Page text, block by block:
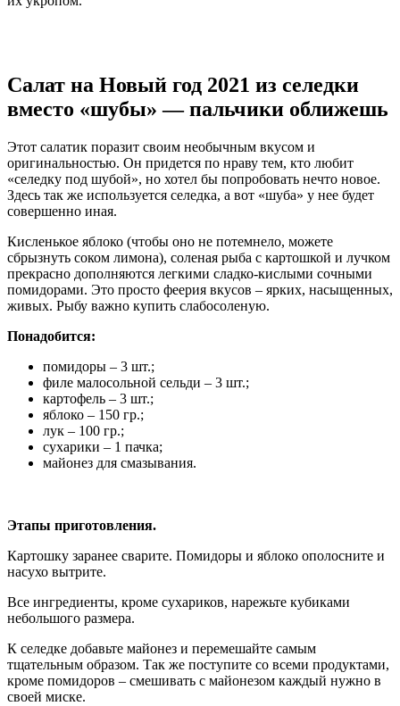
Салат на Новый год 2021 из селедки
вместо «шубы» — пальчики оближешь
Этот салатик поразит своим необычным вкусом и
оригинальностью. Он придется по нраву тем, кто любит
«селедку под шубой», но хотел бы попробовать нечто новое.
Здесь так же используется селедка, а вот «шуба» у нее будет
совершенно иная.
Кисленькое яблоко (чтобы оно не потемнело, можете
сбрызнуть соком лимона), соленая рыба с картошкой и лучком
прекрасно дополняются легкими сладко-кислыми сочными
помидорами. Это просто феерия вкусов – ярких, насыщенных,
живых. Рыбу важно купить слабосоленую.
Понадобится:
помидоры – 3 шт.;
филе малосольной сельди – 3 шт.;
картофель – 3 шт.;
яблоко – 150 гр.;
лук – 100 гр.;
сухарики – 1 пачка;
майонез для смазывания.
Этапы приготовления.
Картошку заранее сварите. Помидоры и яблоко ополосните и
насухо вытрите.
Все ингредиенты, кроме сухариков, нарежьте кубиками
небольшого размера.
К селедке добавьте майонез и перемешайте самым
тщательным образом. Так же поступите со всеми продуктами,
кроме помидоров – смешивать с майонезом каждый нужно в
своей миске.